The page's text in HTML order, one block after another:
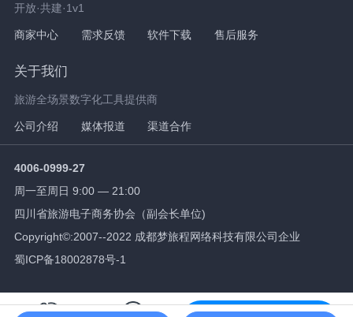
开放·共建·1v1
商家中心 需求反馈 软件下载 售后服务
关于我们
旅游全场景数字化工具提供商
公司介绍 媒体报道 渠道合作
4006-0999-27
周一至周日 9:00 — 21:00
四川省旅游电子商务协会（副会长单位)
Copyright©:2007--2022 成都梦旅程网络科技有限公司企业
蜀ICP备18002878号-1